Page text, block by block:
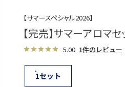
【サマースペシャル2026】
【完売】サマーアロマセ
5.00 1件のレビュー
1セット